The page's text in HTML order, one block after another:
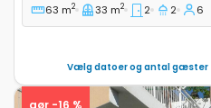
63 m2 33 m2 2 2 6
Vælg datoer og antal gæster
gør -16 %